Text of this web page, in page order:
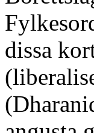
dissa